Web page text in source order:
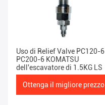
Uso di Relief Valve PC120-6
PC200-6 KOMATSU
dell'escavatore di 1.5KG LS
Ottenga il migliore prezzo